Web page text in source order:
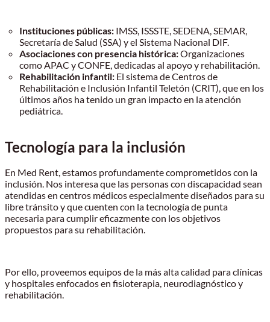
Instituciones públicas: IMSS, ISSSTE, SEDENA, SEMAR,
Secretaría de Salud (SSA) y el Sistema Nacional DIF.
Asociaciones con presencia histórica:Organizaciones
como APAC y CONFE, dedicadas al apoyo y rehabilitación.
Rehabilitación infantil: El sistema de Centros de
Rehabilitación e Inclusión Infantil Teletón (CRIT), que en los
últimos años ha tenido un gran impacto en la atención
pediátrica.
Tecnología para la inclusión
En Med Rent, estamos profundamente comprometidos con la
inclusión. Nos interesa que las personas con discapacidad sean
atendidas en centros médicos especialmente diseñados para su
libre tránsito y que cuenten con la tecnología de punta
necesaria para cumplir eficazmente con los objetivos
propuestos para su rehabilitación.
Por ello, proveemos equipos de la más alta calidad para clínicas
y hospitales enfocados en fisioterapia, neurodiagnóstico y
rehabilitación.